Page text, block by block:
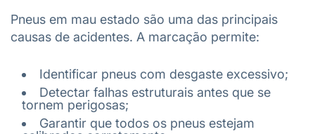
Pneus em mau estado são uma das principais
causas de acidentes. A marcação permite:
Identificar pneus com desgaste excessivo;
Detectar falhas estruturais antes que se
tornem perigosas;
Garantir que todos os pneus estejam